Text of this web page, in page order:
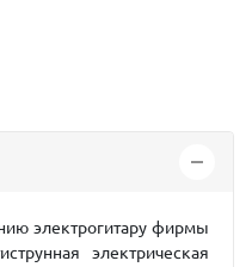
электрогитару фирмы
электрическая